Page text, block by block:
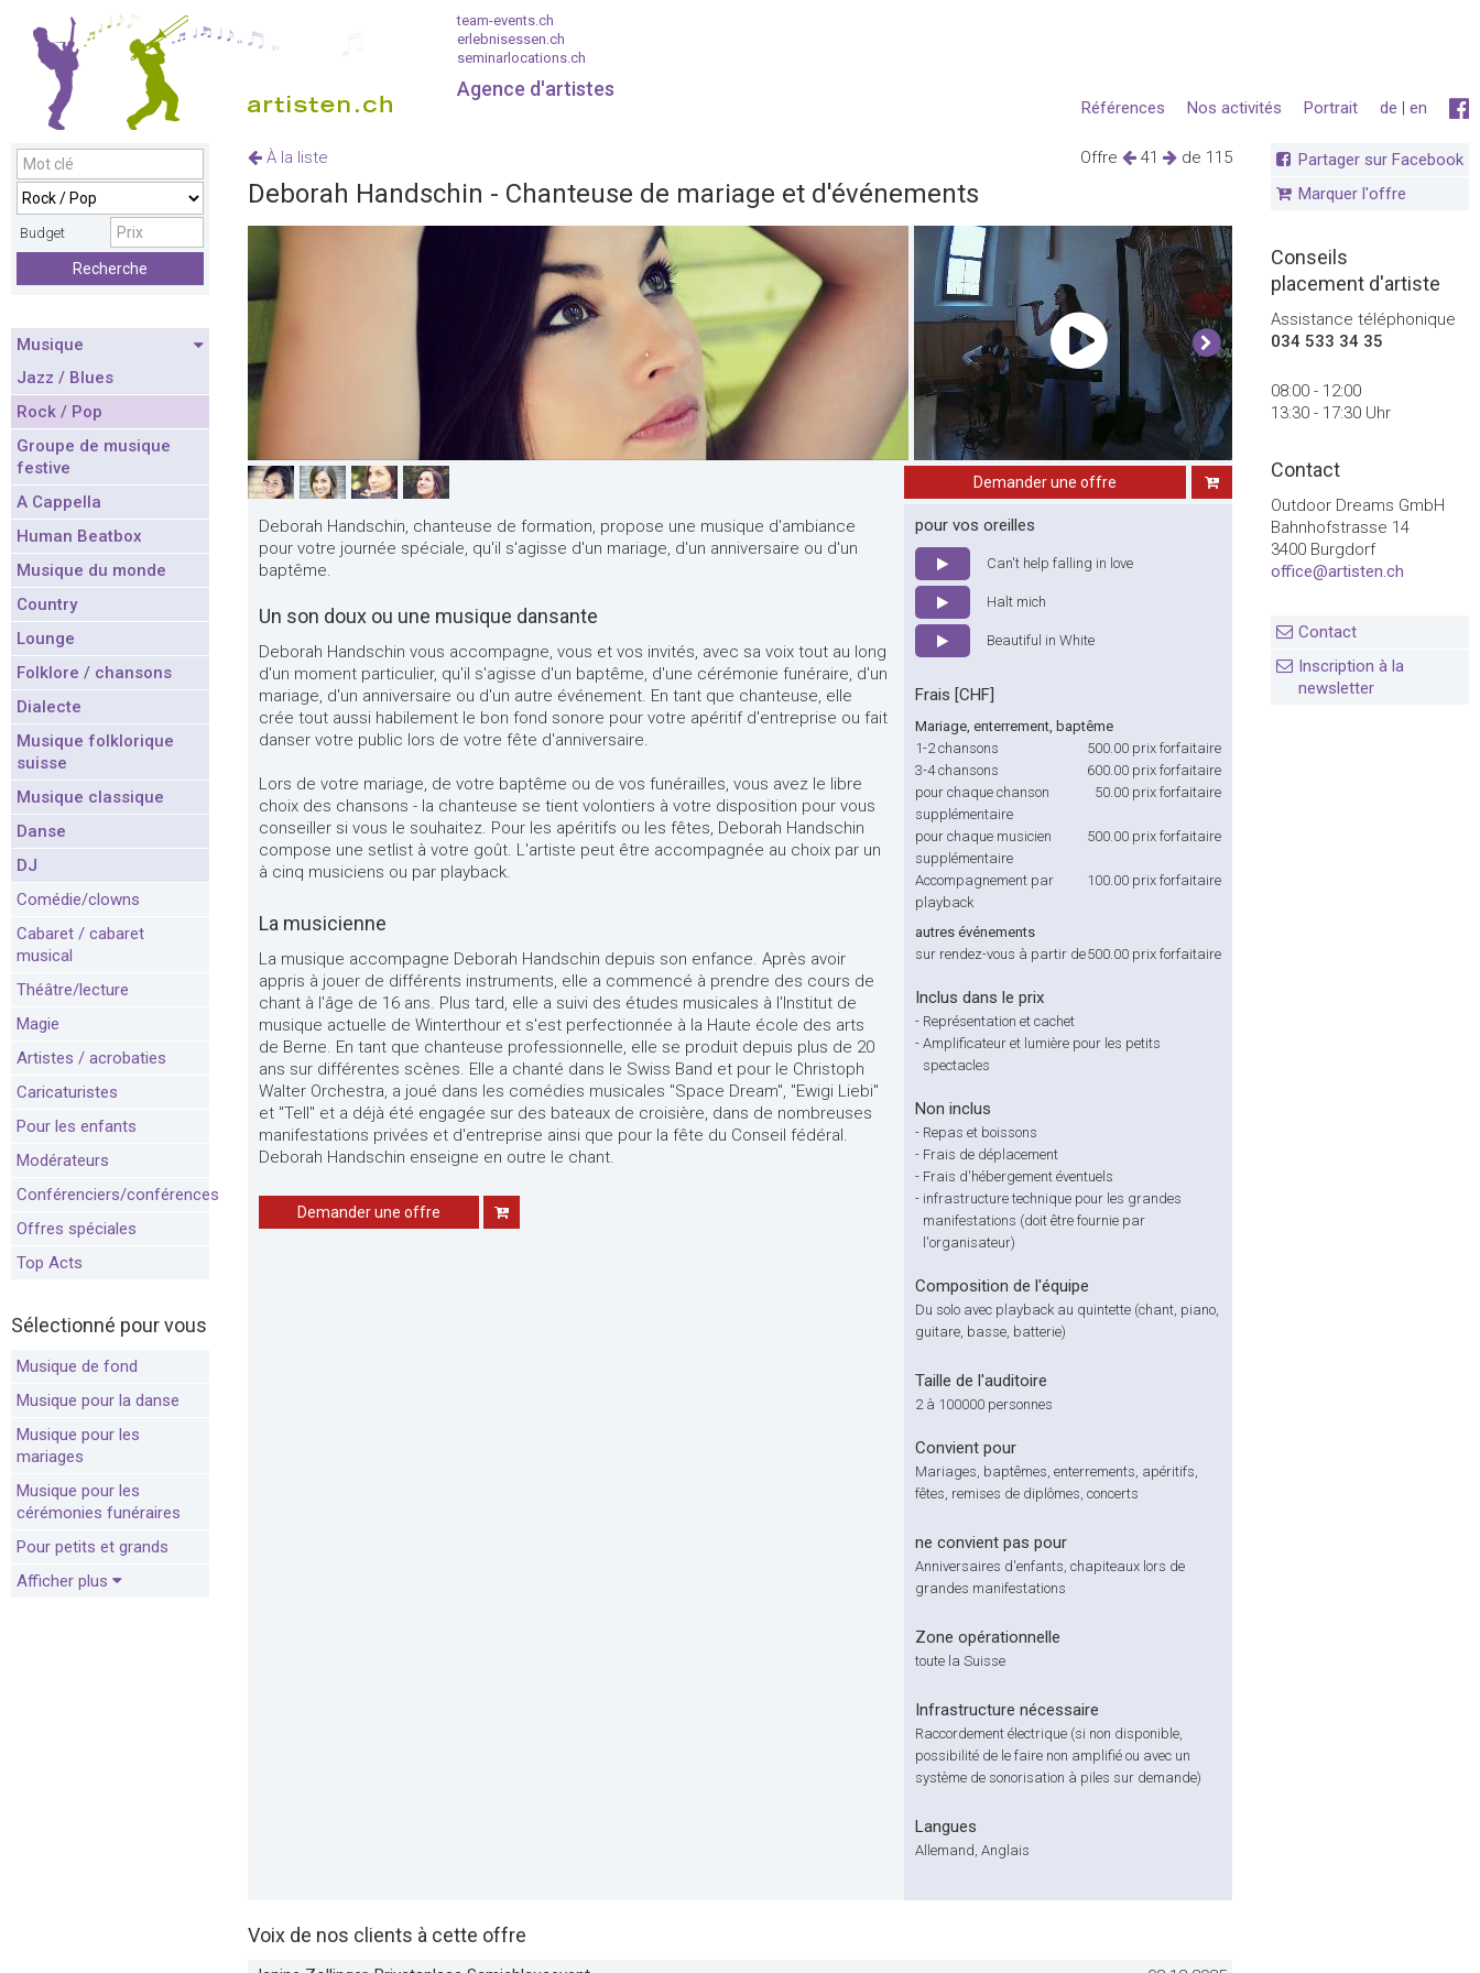
team-events.ch
erlebnisessen.ch
seminarlocations.ch
Agence d'artistes
de | en
Portrait
Nos activités
Références
Budget
Recherche
Musique
Jazz / Blues
Rock / Pop
Groupe de musique
festive
A Cappella
Human Beatbox
Musique du monde
Country
Lounge
Folklore / chansons
Dialecte
Musique folklorique
suisse
Musique classique
Danse
DJ
Comédie/clowns
Cabaret / cabaret
musical
Théâtre/lecture
Magie
Artistes / acrobaties
Caricaturistes
Pour les enfants
Modérateurs
Conférenciers/conférences
Offres spéciales
Top Acts
Sélectionné pour vous
Musique de fond
Musique pour la danse
Musique pour les
mariages
Musique pour les
cérémonies funéraires
Pour petits et grands
Afficher plus
Offre 41 de 115
À la liste
Deborah Handschin - Chanteuse de mariage et d'événements
Demander une offre
Deborah Handschin, chanteuse de formation, propose une musique d'ambiance
pour votre journée spéciale, qu'il s'agisse d'un mariage, d'un anniversaire ou d'un
baptême.
Un son doux ou une musique dansante
Deborah Handschin vous accompagne, vous et vos invités, avec sa voix tout au long
d'un moment particulier, qu'il s'agisse d'un baptême, d'une cérémonie funéraire, d'un
mariage, d'un anniversaire ou d'un autre événement. En tant que chanteuse, elle
crée tout aussi habilement le bon fond sonore pour votre apéritif d'entreprise ou fait
danser votre public lors de votre fête d'anniversaire.
Lors de votre mariage, de votre baptême ou de vos funérailles, vous avez le libre
choix des chansons - la chanteuse se tient volontiers à votre disposition pour vous
conseiller si vous le souhaitez. Pour les apéritifs ou les fêtes, Deborah Handschin
compose une setlist à votre goût. L'artiste peut être accompagnée au choix par un
à cinq musiciens ou par playback.
La musicienne
La musique accompagne Deborah Handschin depuis son enfance. Après avoir
appris à jouer de différents instruments, elle a commencé à prendre des cours de
chant à l'âge de 16 ans. Plus tard, elle a suivi des études musicales à l'Institut de
musique actuelle de Winterthour et s'est perfectionnée à la Haute école des arts
de Berne. En tant que chanteuse professionnelle, elle se produit depuis plus de 20
ans sur différentes scènes. Elle a chanté dans le Swiss Band et pour le Christoph
Walter Orchestra, a joué dans les comédies musicales "Space Dream", "Ewigi Liebi"
et "Tell" et a déjà été engagée sur des bateaux de croisière, dans de nombreuses
manifestations privées et d'entreprise ainsi que pour la fête du Conseil fédéral.
Deborah Handschin enseigne en outre le chant.
Demander une offre
pour vos oreilles
Can't help falling in love
Halt mich
Beautiful in White
Frais [CHF]
Mariage, enterrement, baptême
1-2 chansons
500.00 prix forfaitaire
3-4 chansons
600.00 prix forfaitaire
pour chaque chanson
supplémentaire
50.00 prix forfaitaire
pour chaque musicien
supplémentaire
500.00 prix forfaitaire
Accompagnement par
playback
100.00 prix forfaitaire
autres événements
sur rendez-vous à partir de500.00 prix forfaitaire
Inclus dans le prix
- Représentation et cachet
- Amplificateur et lumière pour les petits
spectacles
Non inclus
- Repas et boissons
- Frais de déplacement
- Frais d'hébergement éventuels
- infrastructure technique pour les grandes
manifestations (doit être fournie par
l'organisateur)
Composition de l'équipe
Du solo avec playback au quintette (chant, piano,
guitare, basse, batterie)
Taille de l'auditoire
2 à 100000 personnes
Convient pour
Mariages, baptêmes, enterrements, apéritifs,
fêtes, remises de diplômes, concerts
ne convient pas pour
Anniversaires d'enfants, chapiteaux lors de
grandes manifestations
Zone opérationnelle
toute la Suisse
Infrastructure nécessaire
Raccordement électrique (si non disponible,
possibilité de le faire non amplifié ou avec un
système de sonorisation à piles sur demande)
Langues
Allemand, Anglais
Voix de nos clients à cette offre
Partager sur Facebook
Marquer l'offre
Conseils
placement d'artiste
Assistance téléphonique
034 533 34 35
08:00 - 12:00
13:30 - 17:30 Uhr
Contact
Outdoor Dreams GmbH
Bahnhofstrasse 14
3400 Burgdorf
office@artisten.ch
Contact
Inscription à la
newsletter